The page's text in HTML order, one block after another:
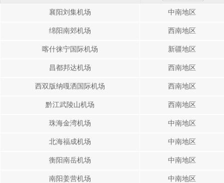
襄阳刘集机场 中南地区
绵阳南郊机场 西南地区
喀什徕宁国际机场 新疆地区
昌都邦达机场 西南地区
西双版纳嘎洒国际机场 西南地区
黔江武陵山机场 西南地区
珠海金湾机场 中南地区
北海福成机场 中南地区
衡阳南岳机场 中南地区
南阳姜营机场 中南地区
盲